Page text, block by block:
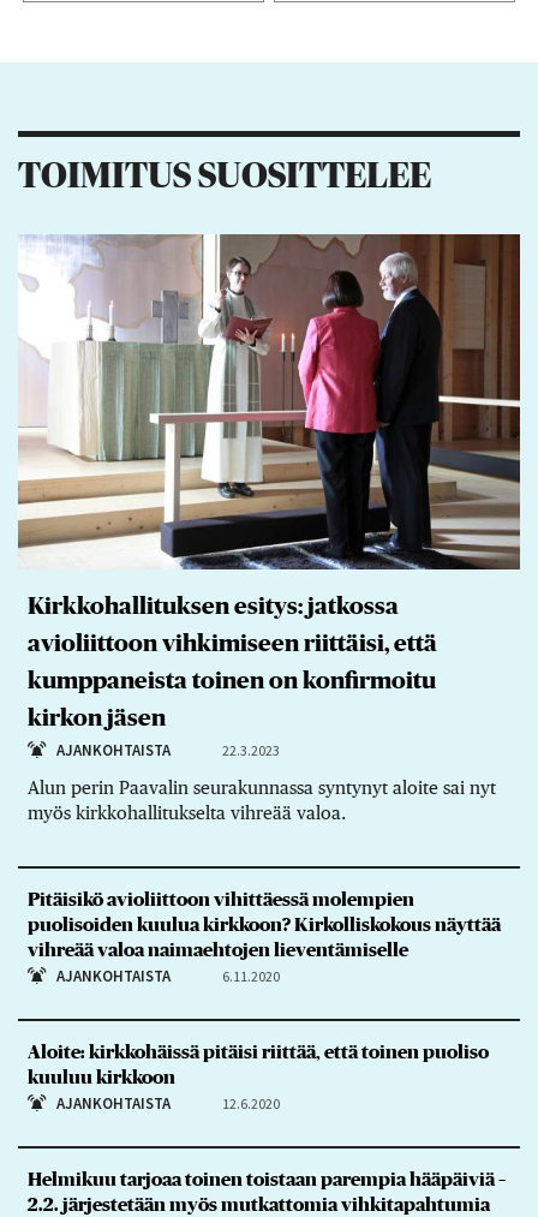
TOIMITUS SUOSITTELEE
Kirkkohallituksen esitys: jatkossa
avioliittoon vihkimiseen riittäisi, että
kumppaneista toinen on konfirmoitu
kirkon jäsen
AJANKOHTAISTA 22.3.2023
Alun perin Paavalin seurakunnassa syntynyt aloite sai nyt
myös kirkkohallitukselta vihreää valoa.
Pitäisikö avioliittoon vihittäessä molempien
puolisoiden kuulua kirkkoon? Kirkolliskokous näyttää
vihreää valoa naimaehtojen lieventämiselle
AJANKOHTAISTA 6.11.2020
Aloite: kirkkohäissä pitäisi riittää, että toinen puoliso
kuuluu kirkkoon
AJANKOHTAISTA 12.6.2020
Helmikuu tarjoaa toinen toistaan parempia hääpäiviä –
2.2. järjestetään myös mutkattomia vihkitapahtumia